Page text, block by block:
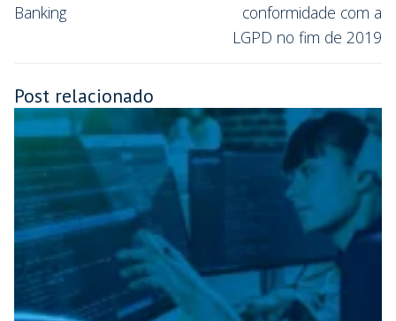
Banking
conformidade com a
LGPD no fim de 2019
Post relacionado